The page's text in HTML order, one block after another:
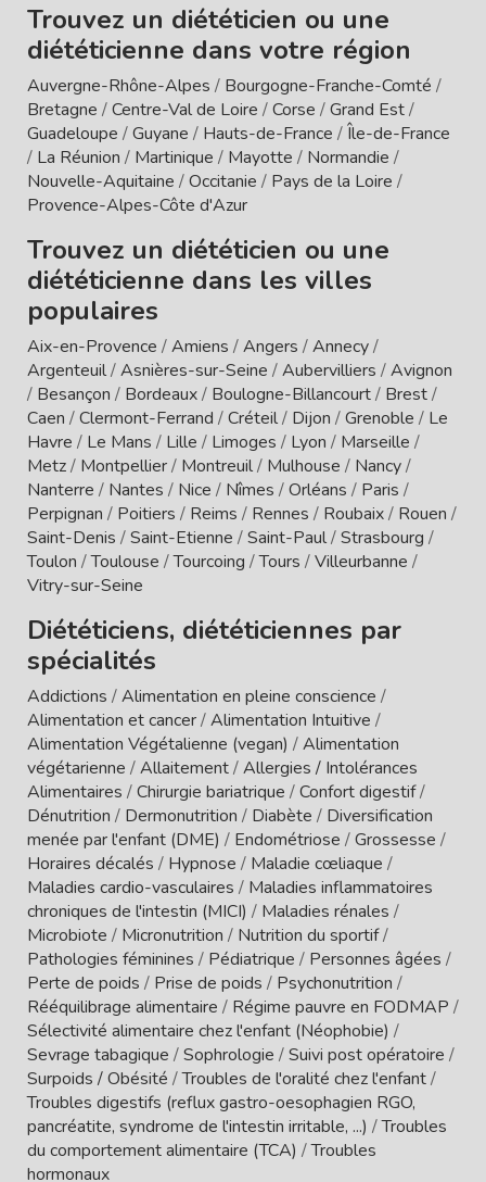
Trouvez un diététicien ou une
diététicienne dans votre région
Auvergne-Rhône-Alpes / Bourgogne-Franche-Comté /
Bretagne /Centre-Val de Loire /Corse /Grand Est/
Guadeloupe /Guyane / Hauts-de-France /Île-de-France
/ La Réunion / Martinique / Mayotte / Normandie /
Nouvelle-Aquitaine /Occitanie / Pays de la Loire /
Provence-Alpes-Côte d'Azur
Trouvez un diététicien ou une
diététicienne dans les villes
populaires
Aix-en-Provence /Amiens /Angers /Annecy/
Argenteuil/Asnières-sur-Seine /Aubervilliers /Avignon
/ Besançon / Bordeaux/ Boulogne-Billancourt/ Brest/
Caen /Clermont-Ferrand /Créteil/ Dijon /Grenoble / Le
Havre / Le Mans / Lille / Limoges / Lyon / Marseille /
Metz/ Montpellier/ Montreuil/ Mulhouse / Nancy/
Nanterre / Nantes / Nice / Nîmes /Orléans / Paris /
Perpignan / Poitiers / Reims / Rennes / Roubaix/ Rouen /
Saint-Denis /Saint-Etienne /Saint-Paul/Strasbourg /
Toulon /Toulouse /Tourcoing /Tours /Villeurbanne /
Vitry-sur-Seine
Diététiciens, diététiciennes par
spécialités
Addictions /Alimentation en pleine conscience /
Alimentation et cancer/Alimentation Intuitive /
Alimentation Végétalienne (vegan) /Alimentation
végétarienne /Allaitement/Allergies / Intolérances
Alimentaires /Chirurgie bariatrique /Confort digestif/
Dénutrition / Dermonutrition / Diabète / Diversification
menée par l'enfant (DME) / Endométriose /Grossesse /
Horaires décalés / Hypnose / Maladie cœliaque /
Maladies cardio-vasculaires / Maladies inflammatoires
chroniques de l'intestin (MICI) / Maladies rénales /
Microbiote / Micronutrition / Nutrition du sportif/
Pathologies féminines / Pédiatrique / Personnes âgées /
Perte de poids / Prise de poids / Psychonutrition /
Rééquilibrage alimentaire / Régime pauvre en FODMAP /
Sélectivité alimentaire chez l'enfant (Néophobie) /
Sevrage tabagique /Sophrologie /Suivi post opératoire /
Surpoids / Obésité /Troubles de l'oralité chez l'enfant/
Troubles digestifs (reflux gastro-oesophagien RGO,
pancréatite, syndrome de l'intestin irritable, ...) /Troubles
du comportement alimentaire (TCA) /Troubles
hormonaux